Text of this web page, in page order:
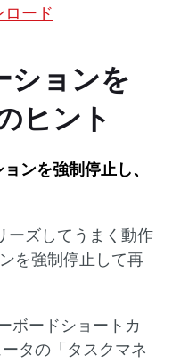
ード
ションを
ヒント
ンを強制停止し、
ーズしてうまく動作
を強制停止して再
ボードショートカ
タの「タスクマネ